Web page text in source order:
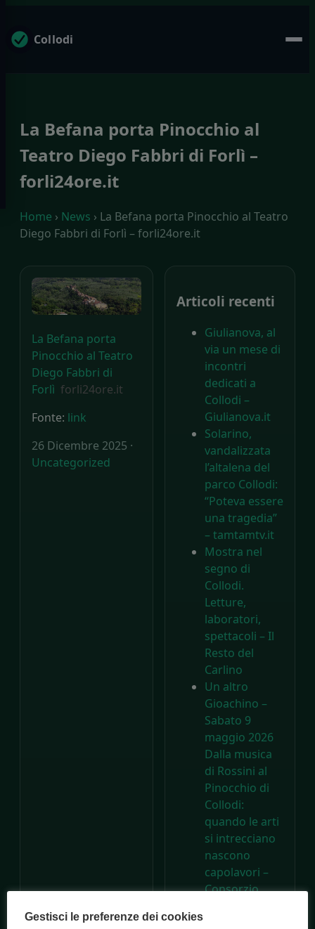
Collodi
La Befana porta Pinocchio al
Teatro Diego Fabbri di Forlì –
forli24ore.it
Home › News › La Befana porta Pinocchio al Teatro
Diego Fabbri di Forlì – forli24ore.it
La Befana porta
Pinocchio al Teatro
Diego Fabbri di
Forlì forli24ore.it
Fonte: link
26 Dicembre 2025 ·
Uncategorized
Articoli recenti
Giulianova, al
via un mese di
incontri
dedicati a
Collodi –
Giulianova.it
Solarino,
vandalizzata
l’altalena del
parco Collodi:
“Poteva essere
una tragedia”
– tamtamtv.it
Mostra nel
segno di
Collodi.
Letture,
laboratori,
spettacoli – Il
Resto del
Carlino
Un altro
Gioachino –
Sabato 9
maggio 2026
Dalla musica
di Rossini al
Pinocchio di
Collodi:
quando le arti
si intrecciano
nascono
capolavori –
Consorzio
Gestisci le preferenze dei cookies